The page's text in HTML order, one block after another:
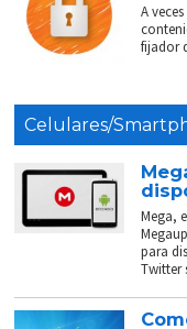
A
fijador
Celulares/
Mega,
para
Twitter